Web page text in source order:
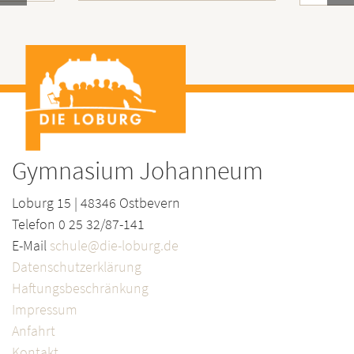
Gymnasium Johanneum
Loburg 15 | 48346 Ostbevern
Telefon 0 25 32/87-141
E-Mail schule@die-loburg.de
Datenschutzerklärung
Haftungsbeschränkung
Impressum
Anfahrt